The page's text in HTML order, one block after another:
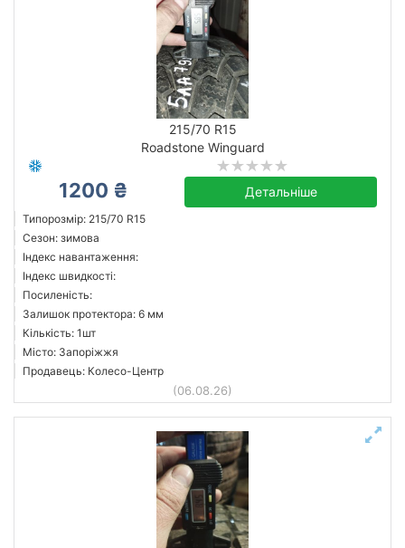
215/70 R15
Roadstone Winguard
1200 ₴ Детальніше
Типорозмір: 215/70 R15
Сезон: зимова
Індекс навантаження:
Індекс швидкості:
Посиленість:
Залишок протектора: 6 мм
Кількість: 1шт
Місто: Запоріжжя
Продавець: Колесо-Центр
(06.08.26)